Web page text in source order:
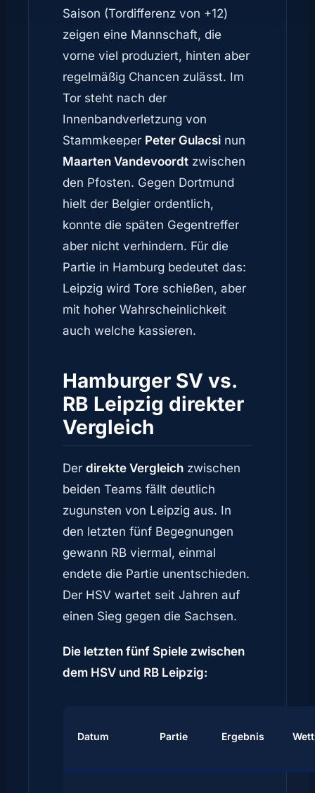
Saison (Tordifferenz von +12)
zeigen eine Mannschaft, die
vorne viel produziert, hinten aber
regelmäßig Chancen zulässt. Im
Tor steht nach der
Innenbandverletzung von
Stammkeeper Peter Gulacsi nun
Maarten Vandevoordt zwischen
den Pfosten. Gegen Dortmund
hielt der Belgier ordentlich,
konnte die späten Gegentreffer
aber nicht verhindern. Für die
Partie in Hamburg bedeutet das:
Leipzig wird Tore schießen, aber
mit hoher Wahrscheinlichkeit
auch welche kassieren.
Hamburger SV vs.
RB Leipzig direkter
Vergleich
Der direkte Vergleich zwischen
beiden Teams fällt deutlich
zugunsten von Leipzig aus. In
den letzten fünf Begegnungen
gewann RB viermal, einmal
endete die Partie unentschieden.
Der HSV wartet seit Jahren auf
einen Sieg gegen die Sachsen.
Die letzten fünf Spiele zwischen
dem HSV und RB Leipzig:
Datum Partie Ergebnis